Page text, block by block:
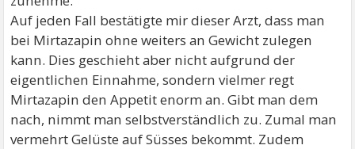
Auf jeden Fall bestätigte mir dieser Arzt, dass man
bei Mirtazapin ohne weiters an Gewicht zulegen
kann. Dies geschieht aber nicht aufgrund der
eigentlichen Einnahme, sondern vielmer regt
Mirtazapin den Appetit enorm an. Gibt man dem
nach, nimmt man selbstverständlich zu. Zumal man
vermehrt Gelüste auf Süsses bekommt. Zudem